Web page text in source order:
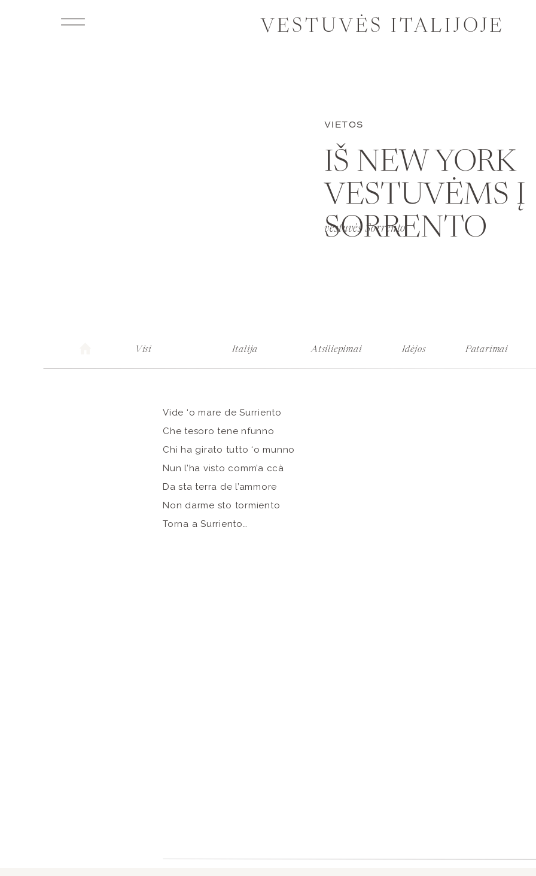
VESTUVĖS ITALIJOJE
VIETOS
IŠ NEW YORK
VESTUVĖMS Į
SORRENTO
vestuvės Sorrento
Visi Atsiliepimai Patarimai
Idėjos
Italija
Vide ‘o mare de Surriento
Che tesoro tene nfunno
Chi ha girato tutto ‘o munno
Nun l’ha visto comm’a ccà
Da sta terra de l’ammore
Non darme sto tormiento
Torna a Surriento…